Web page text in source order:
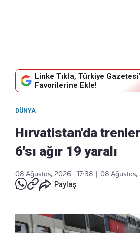
Linke Tıkla, Türkiye
Favorilerine Ekle!
DÜNYA
Hırvatistan'da
6'sı ağır 19 yaralı
08 Ağustos, 2026 - 17:38
08 Ağustos,
Paylaş